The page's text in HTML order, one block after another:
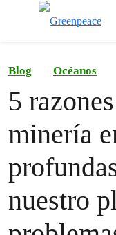
Blog Océanos
5
minería
nuestro